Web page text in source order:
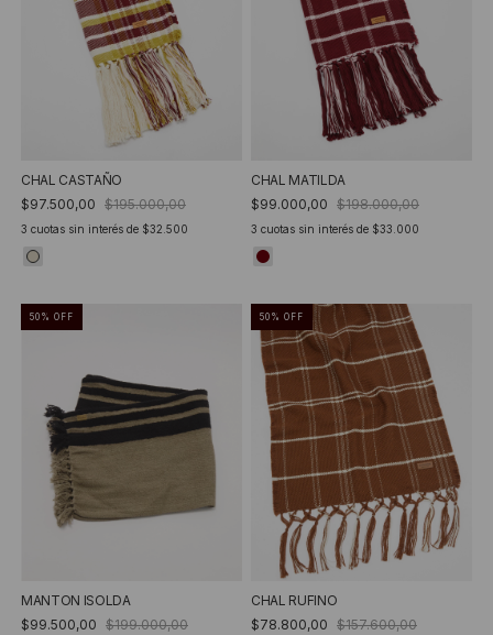
CHAL CASTAÑO
$97.500,00 $195.000,00
3 cuotas sin interés de $32.500
CHAL MATILDA
$99.000,00 $198.000,00
3 cuotas sin interés de $33.000
50 % OFF
MANTON ISOLDA
$99.500,00 $199.000,00
50 % OFF
CHAL RUFINO
$78.800,00 $157.600,00